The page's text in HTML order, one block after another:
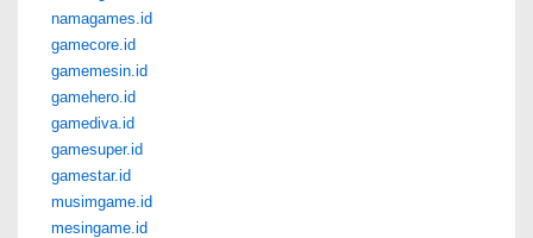
namagames.id
gamecore.id
gamemesin.id
gamehero.id
gamediva.id
gamesuper.id
gamestar.id
musimgame.id
mesingame.id